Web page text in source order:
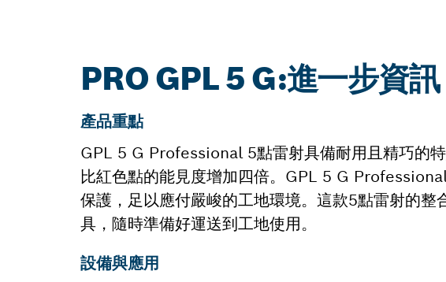
PRO GPL 5 G:進一步資訊
產品重點
GPL 5 G Professional 5點雷射具備耐用且精巧的
比紅色點的能見度增加四倍。GPL 5 G
保護，足以應付嚴峻的工地環境。這款5點雷射的
具，隨時準備好運送到工地使用。
設備與應用